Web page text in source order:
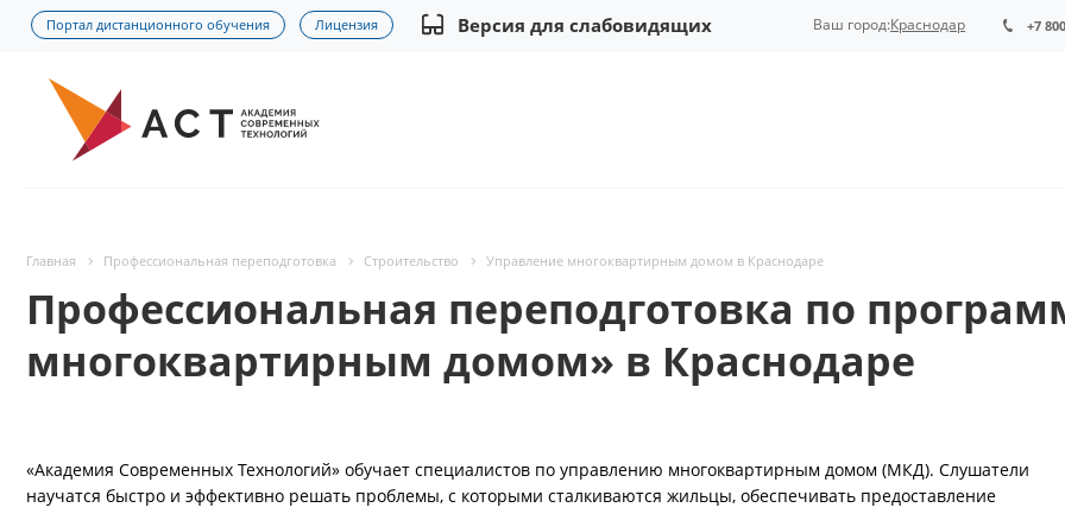
Портал дистанционного обучения Лицензия Версия для слабовидящих +7
Ваш город:Краснодар
Главная Профессиональная переподготовка Строительство Управление многоквартирным домом в Краснодаре
Профессиональная переподготовка по
многоквартирным домом» в Краснодаре
«Академия Современных Технологий» обучает специалистов по управлению многоквартирным домом (МКД). Слушатели
научатся быстро и эффективно решать проблемы, с которыми сталкиваются жильцы, обеспечивать предоставление